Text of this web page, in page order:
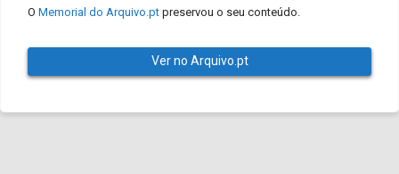
O Memorial do Arquivo.pt preservou o seu conteúdo.
Ver no Arquivo.pt